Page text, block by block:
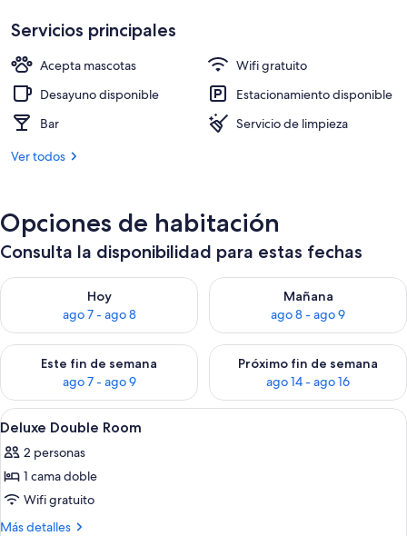
Desayuno de autoservicio todos los
Servicios principales
Acepta mascotas
Wifi gratuito
Desayuno disponible
Estacionamiento disponible
Bar
Servicio de limpieza
Ver todos
Opciones de habitación
Consulta la disponibilidad para estas fechas
Hoy
ago 7 - ago 8
Consulta la disponibilidad para hoy ago 7 - ago 8
Mañana
ago 8 - ago 9
Consulta la disponibilidad
Este fin de semana
ago 7 - ago 9
Consulta la disponibilidad para este fin de semana ago 7 -
Próximo fin de semana
ago 14 - ago 16
Consulta la disponibilidad
Ver
todas
las
fotos
de
Deluxe
Una habitación de hotel con cama,
4
Deluxe Double Room
2 personas
1 cama doble
Wifi gratuito
Más detalles
Más